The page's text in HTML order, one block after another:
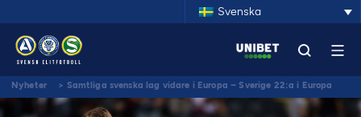
Svenska
Nyheter > Samtliga svenska lag vidare i Europa – Sverige 22:a i Europa